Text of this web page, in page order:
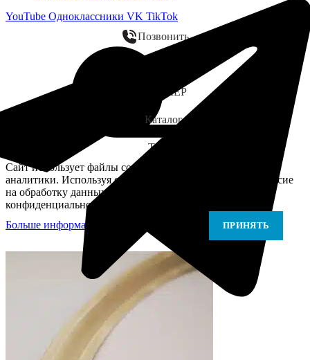
YouTube Одноклассники VK TikTok
Позвонить
ЗАМЕР
Каталог
Telegram
Сайт использует файлы cookie для персонализации и
аналитики. Используя сайт, вы подтверждаете своё согласие
на обработку данных в соответствии с Политикой
конфиденциальности.
Больше информации
ПРИНЯТЬ